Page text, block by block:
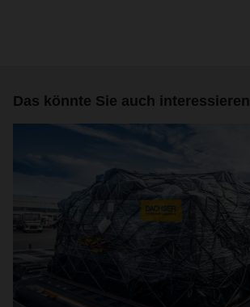
Das könnte Sie auch interessieren